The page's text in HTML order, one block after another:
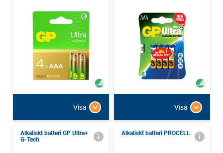
Visa Visa
Alkaliskt batteri GP Ultra+
G-Tech
Alkaliskt batteri PROCELL